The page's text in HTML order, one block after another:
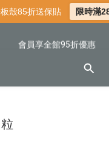
📌年中下殺 手機殼3折起
會員享全館95折優惠
客首購現折$50｜加入會員立
殼85折送保貼 限時滿